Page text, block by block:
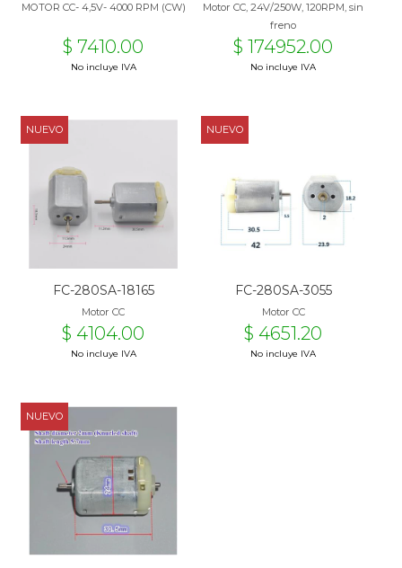
MOTOR CC- 4,5V- 4000 RPM (CW)
$ 7410.00
No incluye IVA
Motor CC, 24V/250W, 120RPM, sin
freno
$ 174952.00
No incluye IVA
NUEVO
FC-280SA-18165
Motor CC
$ 4104.00
No incluye IVA
NUEVO
FC-280SA-3055
Motor CC
$ 4651.20
No incluye IVA
NUEVO